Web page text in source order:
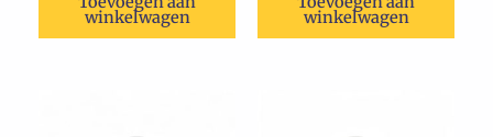
winkelwagen winkelwagen